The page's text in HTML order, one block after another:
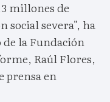
millones de
social severa", ha
la Fundación
Raúl Flores,
prensa en